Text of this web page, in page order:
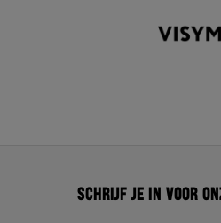
Schrijf je in voor